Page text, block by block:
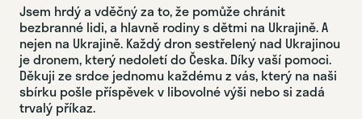
Jsem hrdý a vděčný za to, že pomůže chránit
bezbranné lidi, a hlavně rodiny s dětmi na Ukrajině. A
nejen na Ukrajině. Každý dron sestřelený nad Ukrajinou
je dronem, který nedoletí do Česka. Díky vaší pomoci.
Děkuji ze srdce jednomu každému z vás, který na naši
sbírku pošle příspěvek v libovolné výši nebo si zadá
trvalý příkaz.